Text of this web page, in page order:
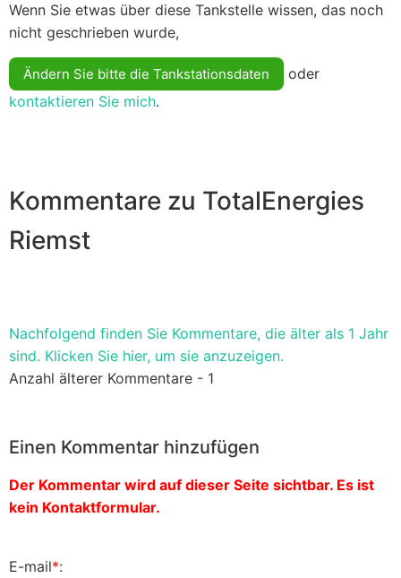
Wenn Sie etwas über diese Tankstelle wissen, das noch
nicht geschrieben wurde,
Ändern Sie bitte die Tankstationsdaten
oder
kontaktieren Sie mich.
Kommentare zu TotalEnergies
Riemst
Nachfolgend finden Sie Kommentare, die älter als 1 Jahr
sind. Klicken Sie hier, um sie anzuzeigen.
Anzahl älterer Kommentare - 1
Einen Kommentar hinzufügen
Der Kommentar wird auf dieser Seite sichtbar. Es ist
kein Kontaktformular.
E-mail*: